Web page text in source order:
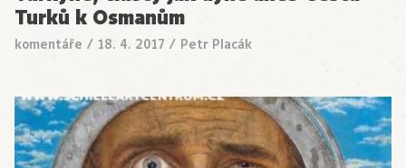
Turků k Osmanům
komentáře / 18. 4. 2017 / Petr Placák